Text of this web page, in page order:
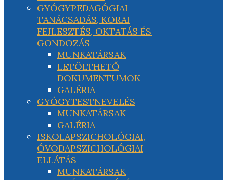
GYÓGYPEDAGÓGIAI
TANÁCSADÁS, KORAI
FEJLESZTÉS, OKTATÁS ÉS
GONDOZÁS
MUNKATÁRSAK
LETÖLTHETŐ
DOKUMENTUMOK
GALÉRIA
GYÓGYTESTNEVELÉS
MUNKATÁRSAK
GALÉRIA
ISKOLAPSZICHOLÓGIAI,
ÓVODAPSZICHOLÓGIAI
ELLÁTÁS
MUNKATÁRSAK